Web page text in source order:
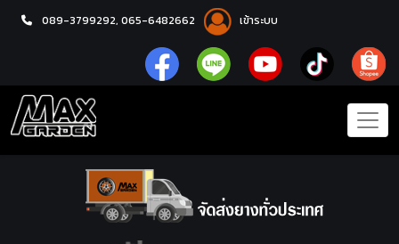
089-3799292, 065-6482662 เข้าระบบ
หน้าแรก